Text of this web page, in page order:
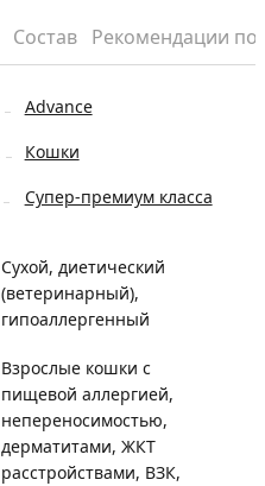
Состав Рекомендации
Advance
Кошки
Супер-премиум класса
Сухой, диетический
(ветеринарный),
гипоаллергенный
Взрослые кошки с
пищевой аллергией,
непереносимостью,
дерматитами, ЖКТ
расстройствами, ВЗК,